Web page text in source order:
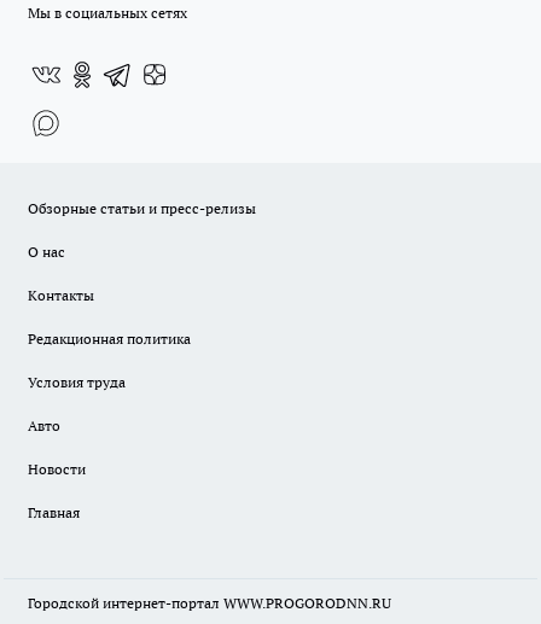
Мы в социальных сетях
Обзорные статьи и пресс-релизы
О нас
Контакты
Редакционная политика
Условия труда
Авто
Новости
Главная
Городской интернет-портал WWW.PROGORODNN.RU